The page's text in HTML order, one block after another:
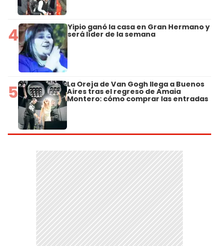
4 Yipio ganó la casa en Gran Hermano y
será líder de la semana
5 La Oreja de Van Gogh llega a Buenos
Aires tras el regreso de Amaia
Montero: cómo comprar las entradas